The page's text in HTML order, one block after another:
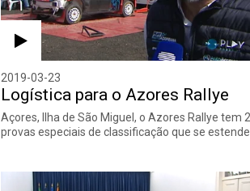
2019-03-23
Logística para o Azores Rallye
Açores, Ilha de São Miguel, o Azores Rallye tem
provas especiais de classificação que se